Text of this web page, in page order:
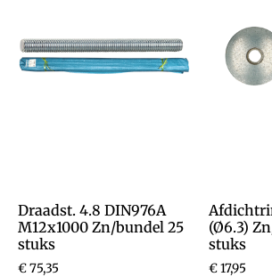
Draadst. 4.8 DIN976A
M12x1000 Zn/bundel 25
stuks
€75,35
(Ø6.3)
stuks
€17,95